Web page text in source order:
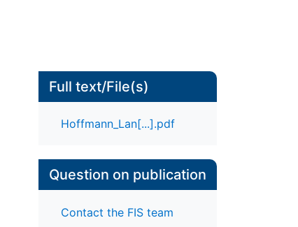
Full text/File(s)
Hoffmann_Lan[...].pdf
Question on publication
Contact the FIS team